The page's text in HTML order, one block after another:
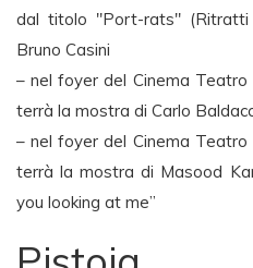
dal titolo "Port-rats" (Ritratti
Bruno Casini
– nel foyer del Cinema Teatro
terrà la mostra di Carlo
– nel foyer del Cinema Teatro
terrà la mostra di Masood
you looking at me”